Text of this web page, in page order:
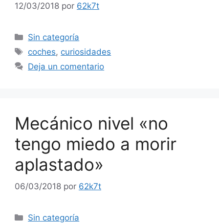
12/03/2018 por 62k7t
Categorías
Sin categoría
Etiquetas
coches, curiosidades
Deja un comentario
Mecánico nivel «no
tengo miedo a morir
aplastado»
06/03/2018 por 62k7t
Categorías
Sin categoría